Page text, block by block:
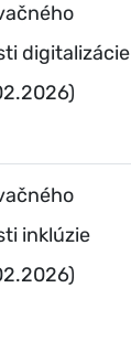
digitalizácie
inklúzie